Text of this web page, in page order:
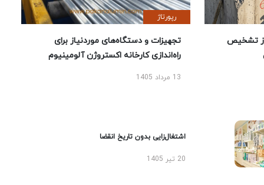
تشخیص
رپورتاژ
تجهیزات و دستگاه‌های موردنیاز برای
راه‌اندازی کارخانه اکستروژن آلومینیوم
13 مرداد 1405
اشتغال‌زایی بدون تاریخ انقضا
20 تیر 1405